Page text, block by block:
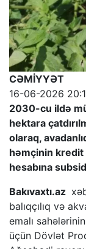
CƏMİYYƏT
16-06-2026
2030-cu ildə
hektara
olaraq,
həmçinin
hesabına
Bakıvaxtı.az
balıqçılıq və
emalı
üçün Dövlət